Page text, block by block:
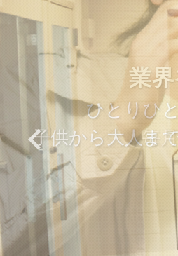
ひとりひ
子供から大人ま
業
毎